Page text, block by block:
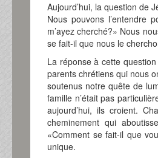
Aujourd’hui, la question de
Nous pouvons l’entendre
m’ayez cherché?» Nous
se fait-il que nous le
La réponse à cette
parents chrétiens qui nous
soutenus notre quête de
famille n’était pas
aujourd’hui, ils croient.
cheminement qui
«Comment se fait-il que
unique.